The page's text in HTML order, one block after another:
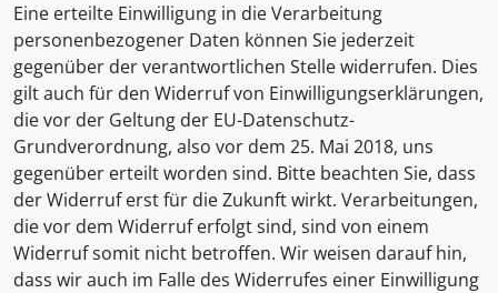
Eine erteilte Einwilligung in die Verarbeitung
personenbezogener Daten können Sie jederzeit
gegenüber der verantwortlichen Stelle widerrufen. Dies
gilt auch für den Widerruf von Einwilligungserklärungen,
die vor der Geltung der EU-Datenschutz-
Grundverordnung, also vor dem 25. Mai 2018, uns
gegenüber erteilt worden sind. Bitte beachten Sie, dass
der Widerruf erst für die Zukunft wirkt. Verarbeitungen,
die vor dem Widerruf erfolgt sind, sind von einem
Widerruf somit nicht betroffen. Wir weisen darauf hin,
dass wir auch im Falle des Widerrufes einer Einwilligung